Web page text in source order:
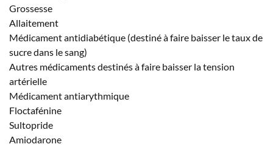
Grossesse
Allaitement
Médicament antidiabétique (destiné à faire baisser le taux de
sucre dans le sang)
Autres médicaments destinés à faire baisser la tension
artérielle
Médicament antiarythmique
Floctafénine
Sultopride
Amiodarone